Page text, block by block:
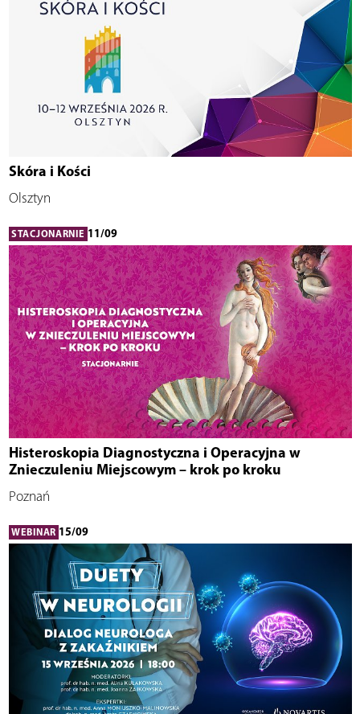
Skóra i Kości
Olsztyn
STACJONARNIE 11/09
Histeroskopia Diagnostyczna i Operacyjna w
Znieczuleniu Miejscowym – krok po kroku
Poznań
WEBINAR 15/09